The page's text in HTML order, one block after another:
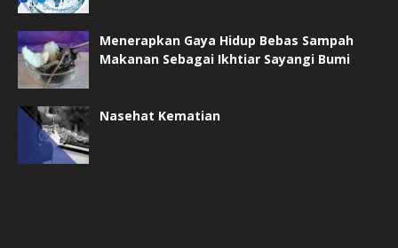
Menerapkan Gaya Hidup Bebas Sampah
Makanan Sebagai Ikhtiar Sayangi Bumi
Nasehat Kematian